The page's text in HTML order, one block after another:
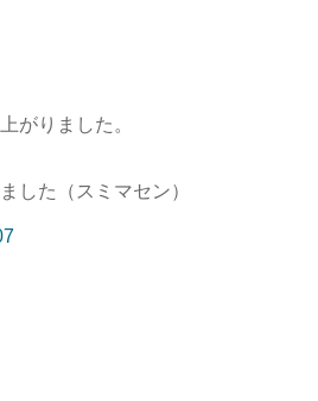
がりました。
した（スミマセン）